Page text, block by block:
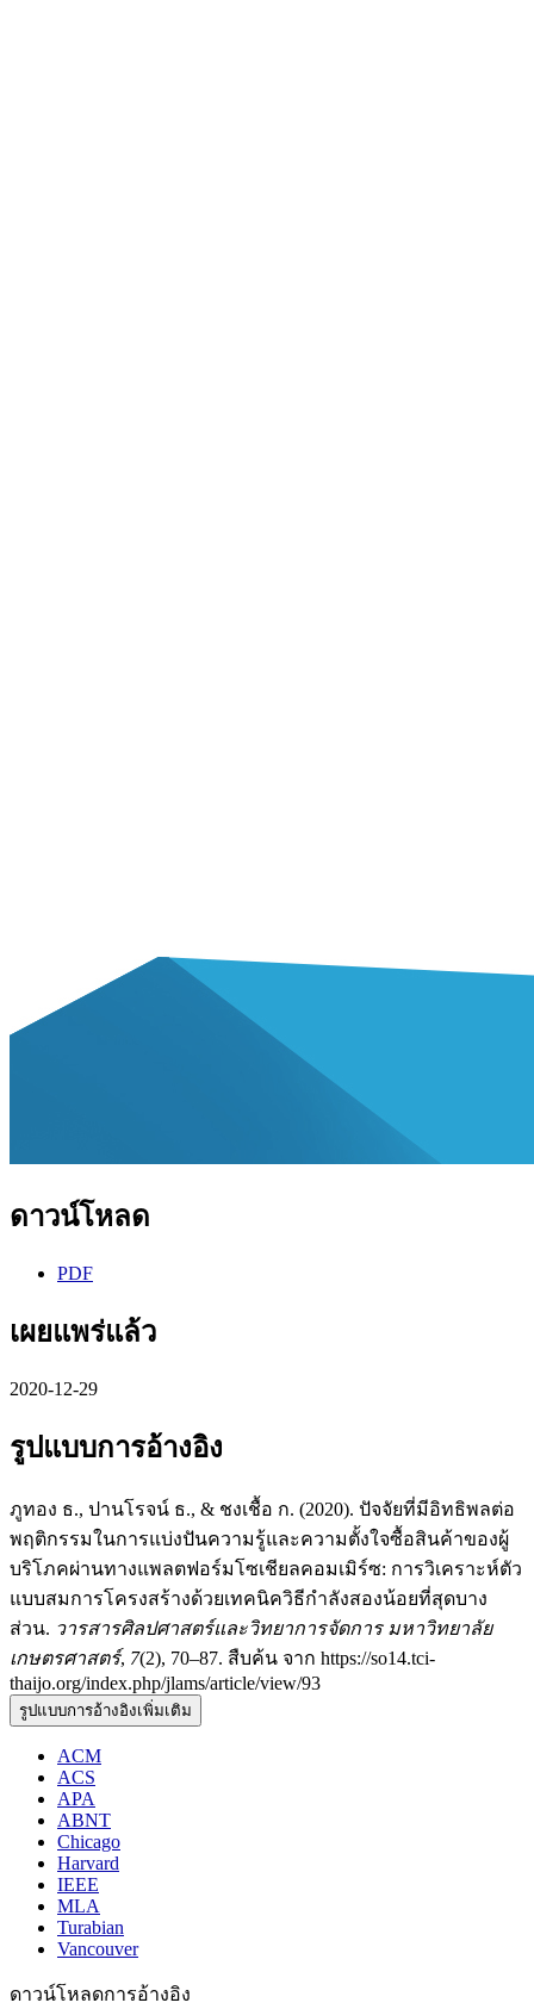
ดาวน์โหลด
PDF
เผยแพร่แล้ว
2020-12-29
รูปแบบการอ้างอิง
ภูทอง ธ., ปานโรจน์ ธ., & ชงเชื้อ ก. (2020). ปัจจัยที่มีอิทธิพลต่อ
พฤติกรรมในการแบ่งปันความรู้และความตั้งใจซื้อสินค้าของผู้
บริโภคผ่านทางแพลตฟอร์มโซเชียลคอมเมิร์ซ: การวิเคราะห์ตัว
แบบสมการโครงสร้างด้วยเทคนิควิธีกำลังสองน้อยที่สุดบาง
ส่วน. วารสารศิลปศาสตร์และวิทยาการจัดการ มหาวิทยาลัย
เกษตรศาสตร์, 7(2), 70–87. สืบค้น จาก https://so14.tci-
thaijo.org/index.php/jlams/article/view/93
รูปแบบการอ้างอิงเพิ่มเติม
ACM
ACS
APA
ABNT
Chicago
Harvard
IEEE
MLA
Turabian
Vancouver
ดาวน์โหลดการอ้างอิง